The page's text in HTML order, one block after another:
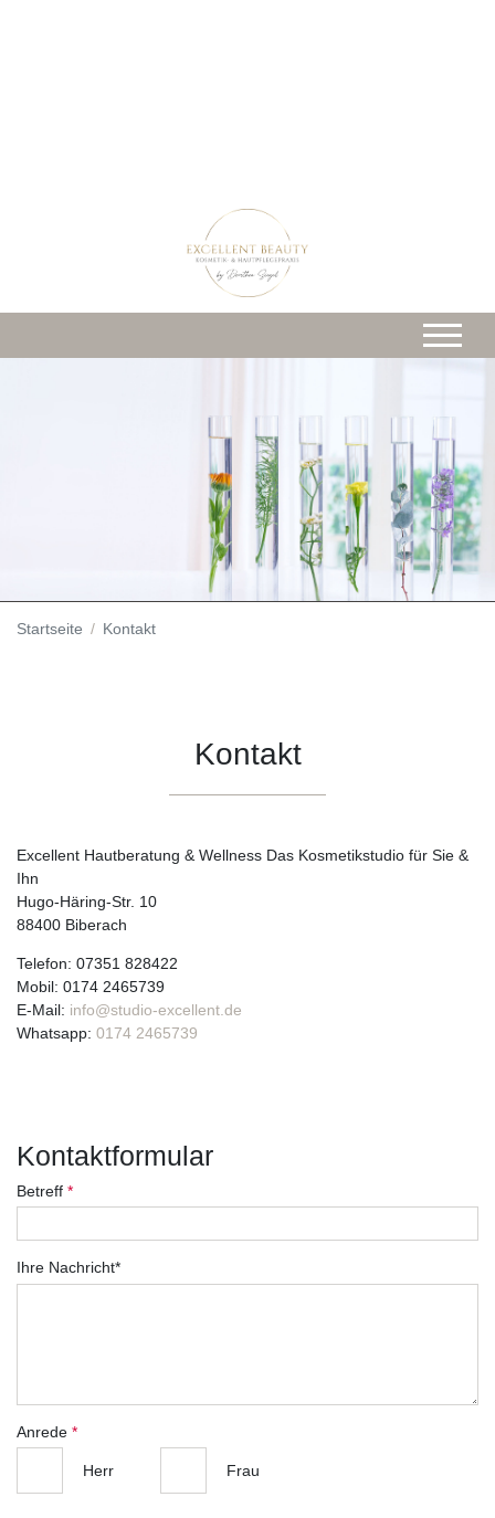
Startseite Kontakt
Kontakt
Excellent Hautberatung & Wellness Das Kosmetikstudio für Sie &
Ihn
Hugo-Häring-Str. 10
88400 Biberach
Telefon: 07351 828422
Mobil: 0174 2465739
E-Mail: info@studio-excellent.de
Whatsapp: 0174 2465739
Kontaktformular
Betreff *
Ihre Nachricht*
Anrede *
Herr Frau